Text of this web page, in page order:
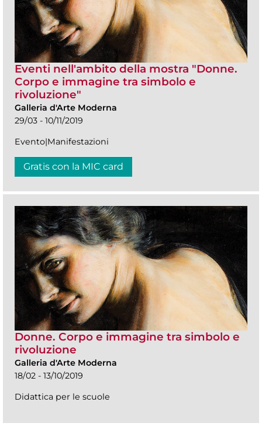
Eventi nell'ambito della mostra "Donne.
Corpo e immagine tra simbolo e
rivoluzione"
Galleria d'Arte Moderna
29/03 - 10/11/2019
Evento|Manifestazioni
Gratis con la MIC card
Donne. Corpo e immagine tra simbolo e
rivoluzione
Galleria d'Arte Moderna
18/02 - 13/10/2019
Didattica per le scuole